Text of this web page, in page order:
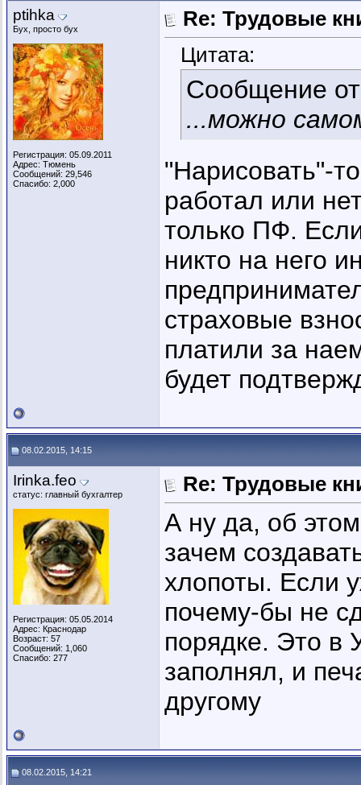
ptihka
Бух, просто бух
Регистрация: 05.09.2011
Адрес: Тюмень
Сообщений: 29,546
Спасибо: 2,000
Re: Трудовые
Цитата:
Сообщение
...можно
"Нарисовать"-
работал или
только ПФ.
никто на него
страховые
платили за
будет
08.02.2015, 14:15
Irinka.feo
статус: главный бухгалтер
Регистрация: 05.05.2014
Адрес: Краснодар
Возраст: 57
Сообщений: 1,060
Спасибо: 277
Re: Трудовые
А ну да, об
зачем
хлопоты. Если
почему-бы не
порядке. Это в
заполнял, и
другому
08.02.2015, 14:21